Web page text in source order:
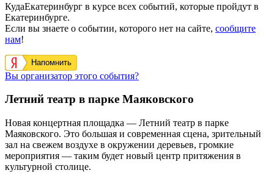
КудаЕкатеринбург в курсе всех событий, которые пройдут в
Екатеринбурге.
Если вы знаете о событии, которого нет на сайте, сообщите
нам!
Напомнить
Вы организатор этого события?
Летний театр в парке Маяковского
Новая концертная площадка — Летний театр в парке
Маяковского. Это большая и современная сцена, зрительный
зал на свежем воздухе в окружении деревьев, громкие
мероприятия — таким будет новый центр притяжения в
культурной столице.